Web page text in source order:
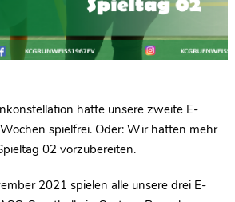
hatte unsere zweite E-
spielfrei. Oder: Wir hatten mehr
02 vorzubereiten.
2021 spielen alle unsere drei E-